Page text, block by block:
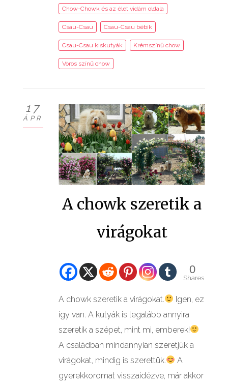
Chow-Chowk és az élet vidám oldala
Csau-Csau Csau-Csau bébik
Csau-Csau kiskutyák Krémszínű chow
Vörös színű chow
17
ÁPR
A chowk szeretik a
virágokat
0
Shares
A chowk szeretik a virágokat.
Igen, ez
így van. A kutyák is legalább annyira
szeretik a szépet, mint mi, emberek!
A családban mindannyian szeretjük a
virágokat, mindig is szerettük.
A
gyerekkoromat visszaidézve, már akkor